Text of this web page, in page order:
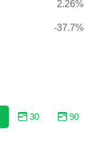
2.26%
-37.7%
30 90